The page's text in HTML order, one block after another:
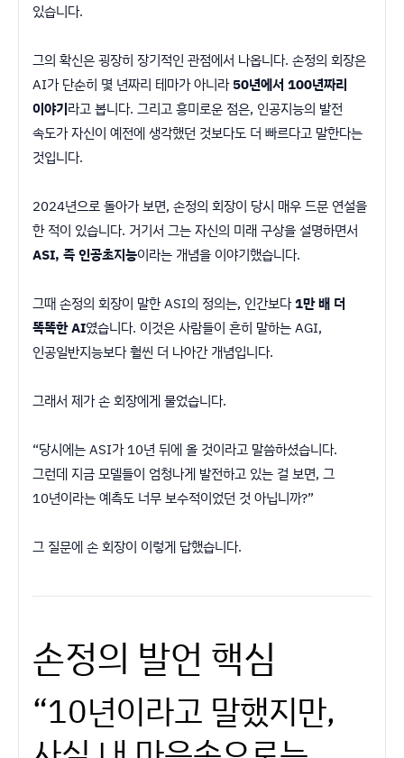
있습니다.
그의 확신은 굉장히 장기적인 관점에서 나옵니다. 손정의 회장은
AI가 단순히 몇 년짜리 테마가 아니라50년에서 100년짜리
이야기라고 봅니다. 그리고 흥미로운 점은, 인공지능의 발전
속도가 자신이 예전에 생각했던 것보다도 더 빠르다고 말한다는
것입니다.
2024년으로 돌아가 보면, 손정의 회장이 당시 매우 드문 연설을
한 적이 있습니다. 거기서 그는 자신의 미래 구상을 설명하면서
ASI, 즉 인공초지능이라는 개념을 이야기했습니다.
그때 손정의 회장이 말한 ASI의 정의는, 인간보다1만 배 더
똑똑한 AI였습니다. 이것은 사람들이 흔히 말하는 AGI,
인공일반지능보다 훨씬 더 나아간 개념입니다.
그래서 제가 손 회장에게 물었습니다.
“당시에는 ASI가 10년 뒤에 올 것이라고 말씀하셨습니다.
그런데 지금 모델들이 엄청나게 발전하고 있는 걸 보면, 그
10년이라는 예측도 너무 보수적이었던 것 아닙니까?”
그 질문에 손 회장이 이렇게 답했습니다.
손정의 발언 핵심
“10년이라고 말했지만,